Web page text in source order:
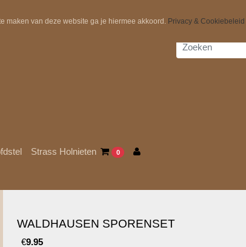
Strass Holnieten 0
WALDHAUSEN SPORENSET
€9.95
maken van deze website ga je hiermee akkoord. Privacy & Cookiebeleid